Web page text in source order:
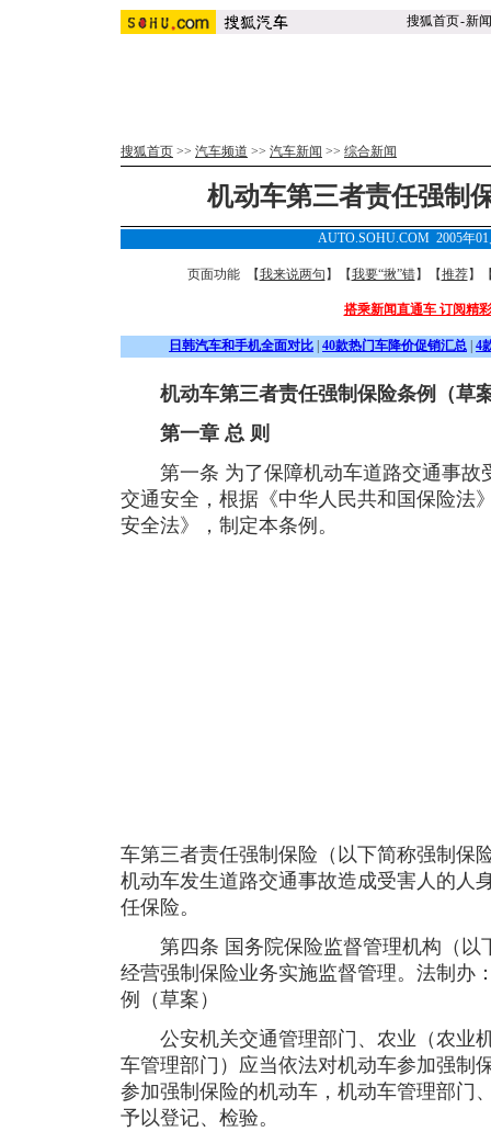
搜狐首页-新闻
搜狐首页 >> 汽车频道 >> 汽车新闻 >> 综合新闻
机动车第三者责任强制
AUTO.SOHU.COM 2005年
页面功能 【我来说两句 】【我要“揪”错】【推荐】
搭乘新闻直通车 订阅精
日韩汽车和手机全面对比 40款热门车降价促销汇总 4
机动车第三者责任强制保险条例（草
第一章 总 则
第一条 为了保障机动车道路交通事故
交通安全，根据《中华人民共和国保险法
安全法》，制定本条例。
车第三者责任强制保险（以下简称强制保
机动车发生道路交通事故造成受害人的人
任保险。
第四条 国务院保险监督管理机构（以
经营强制保险业务实施监督管理。法制办
例（草案）
公安机关交通管理部门、农业（农业
车管理部门）应当依法对机动车参加强制
参加强制保险的机动车，机动车管理部门
予以登记、检验。